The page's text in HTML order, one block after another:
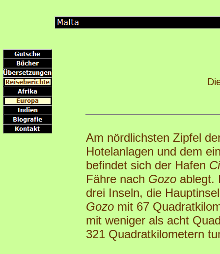
Am nördlichsten Zipfel
Hotelanlagen und dem
befindet sich der Hafen
Fähre nach Gozo ablegt.
drei Inseln, die
Gozo mit 67
mit weniger als acht
321 Quadratkilometern